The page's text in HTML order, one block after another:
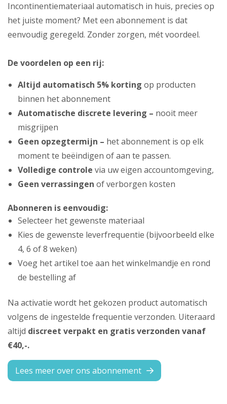
Incontinentiemateriaal automatisch in huis, precies op
het juiste moment? Met een abonnement is dat
eenvoudig geregeld. Zonder zorgen, mét voordeel.
De voordelen op een rij:
Altijd automatisch 5% korting op producten
binnen het abonnement
Automatische discrete levering – nooit meer
misgrijpen
Geen opzegtermijn – het abonnement is op elk
moment te beëindigen of aan te passen.
Volledige controle via uw eigen accountomgeving,
Geen verrassingen of verborgen kosten
Abonneren is eenvoudig:
Selecteer het gewenste materiaal
Kies de gewenste leverfrequentie (bijvoorbeeld elke
4, 6 of 8 weken)
Voeg het artikel toe aan het winkelmandje en rond
de bestelling af
Na activatie wordt het gekozen product automatisch
volgens de ingestelde frequentie verzonden. Uiteraard
altijd discreet verpakt en gratis verzonden vanaf
€40,-.
Lees meer over ons abonnement